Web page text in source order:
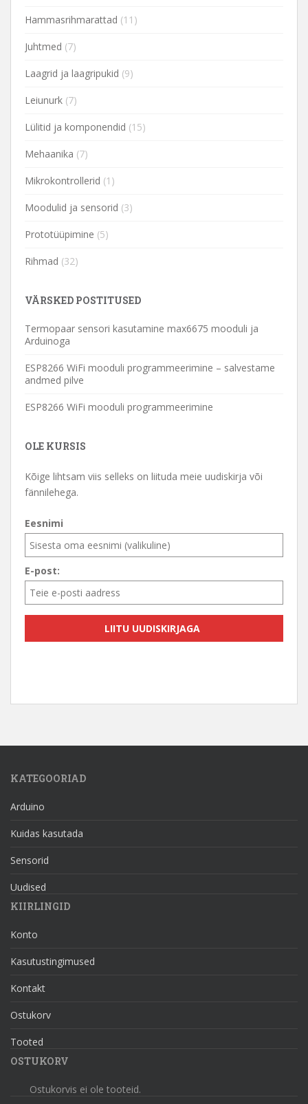
Hammasrihmarattad (11)
Juhtmed (7)
Laagrid ja laagripukid (9)
Leiunurk (7)
Lülitid ja komponendid (15)
Mehaanika (7)
Mikrokontrollerid (1)
Moodulid ja sensorid (3)
Prototüüpimine (5)
Rihmad (32)
VÄRSKED POSTITUSED
Termopaar sensori kasutamine max6675 mooduli ja
Arduinoga
ESP8266 WiFi mooduli programmeerimine – salvestame
andmed pilve
ESP8266 WiFi mooduli programmeerimine
OLE KURSIS
Kõige lihtsam viis selleks on liituda meie uudiskirja või
fännilehega.
Eesnimi
E-post:
KATEGOORIAD
Arduino
Kuidas kasutada
Sensorid
Uudised
KIIRLINGID
Konto
Kasutustingimused
Kontakt
Ostukorv
Tooted
OSTUKORV
Ostukorvis ei ole tooteid.